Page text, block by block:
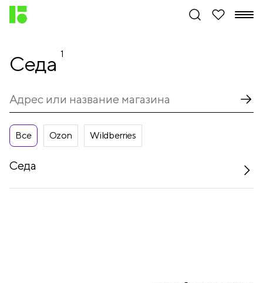
Седа 1
Все Ozon Wildberries
Седа